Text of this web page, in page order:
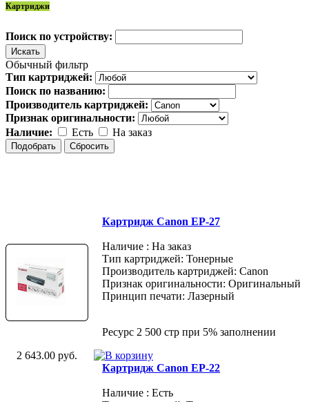
Картриджи
Поиск по устройству:
Обычный фильтр
Тип картриджей:
Поиск по названию:
Производитель картриджей:
Признак оригинальности:
Наличие:
Есть На заказ
Картридж Canon EP-27
Наличие : На заказ
Тип картриджей: Тонерные
Производитель картриджей: Canon
Признак оригинальности: Оригинальный
Принцип печати: Лазерный
Ресурс 2 500 стр при 5% заполнении
2 643.00 руб.
Картридж Canon EP-22
Наличие : Есть